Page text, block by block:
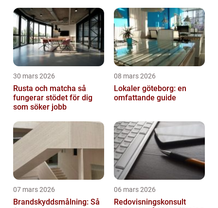
30 mars 2026
Rusta och matcha så
fungerar stödet för dig
som söker jobb
08 mars 2026
Lokaler göteborg: en
omfattande guide
07 mars 2026
Brandskyddsmålning: Så
06 mars 2026
Redovisningskonsult